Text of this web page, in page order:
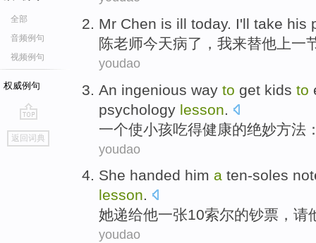
全部
音频例句
视频例句
权威例句
go
top
返回词典
Mr Chen is ill today. I'll take his
陈老师今天病了 ， 我来替他 上一
youdao
An ingenious way to get kids to
psychology lesson
一个使小孩吃得健康的绝妙方法
youdao
She handed him a ten-soles
lesson.
她递给他一张10索尔的钞票， 请
youdao